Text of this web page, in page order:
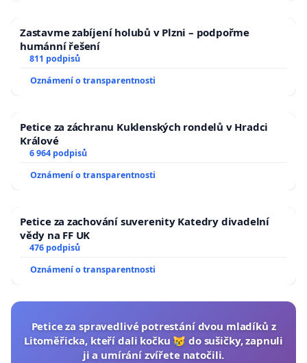
Zastavme zabíjení holubů v Plzni – podpořme
humánní řešení
811 podpisů
Oznámení o transparentnosti
Petice za záchranu Kuklenských rondelů v Hradci
Králové
6 964 podpisů
Oznámení o transparentnosti
Petice za zachování suverenity Katedry divadelní
vědy na FF UK
476 podpisů
Oznámení o transparentnosti
Petice za spravedlivé potrestání dvou mladíků z
Litoměřicka, kteří dali kočku 😿 do sušičky, zapnuli
ji a umírání zvířete natočili.